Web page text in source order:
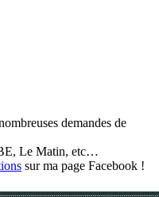
demandes de
Le Matin, etc…
sur ma page Facebook !